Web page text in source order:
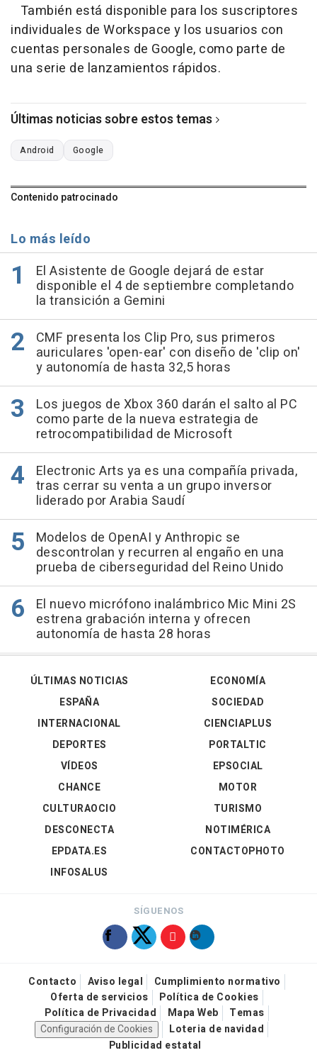
También está disponible para los suscriptores
individuales de Workspace y los usuarios con
cuentas personales de Google, como parte de
una serie de lanzamientos rápidos.
Últimas noticias sobre estos temas
Android Google
Contenido patrocinado
Lo más leído
El Asistente de Google dejará de estar
disponible el 4 de septiembre completando
la transición a Gemini
CMF presenta los Clip Pro, sus primeros
auriculares 'open-ear' con diseño de 'clip on'
y autonomía de hasta 32,5 horas
Los juegos de Xbox 360 darán el salto al PC
como parte de la nueva estrategia de
retrocompatibilidad de Microsoft
Electronic Arts ya es una compañía privada,
tras cerrar su venta a un grupo inversor
liderado por Arabia Saudí
Modelos de OpenAI y Anthropic se
descontrolan y recurren al engaño en una
prueba de ciberseguridad del Reino Unido
El nuevo micrófono inalámbrico Mic Mini 2S
estrena grabación interna y ofrecen
autonomía de hasta 28 horas
ÚLTIMAS NOTICIAS
ESPAÑA
INTERNACIONAL
DEPORTES
VÍDEOS
ECONOMÍA
SOCIEDAD
CIENCIAPLUS
PORTALTIC
EPSOCIAL
CHANCE
CULTURAOCIO
DESCONECTA
EPDATA.ES
INFOSALUS
MOTOR
TURISMO
NOTIMÉRICA
CONTACTOPHOTO
SÍGUENOS
Contacto Aviso legal
Cumplimiento normativo
Oferta de servicios
Política de Cookies
Política de Privacidad
Mapa Web
Temas
Configuración de Cookies
Loteria de navidad
Publicidad estatal